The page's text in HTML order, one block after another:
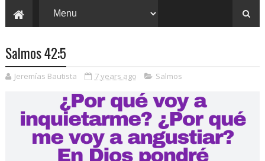
Salmos 42:5
Jeremías Bautista 7 years ago Salmos